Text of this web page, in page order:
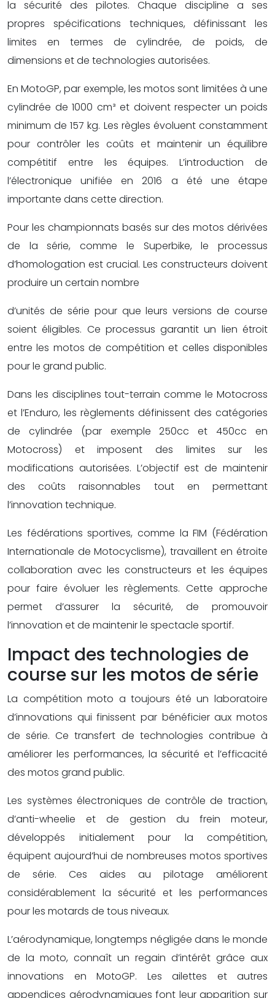
la sécurité des pilotes. Chaque discipline a ses
propres spécifications techniques, définissant les
limites en termes de cylindrée, de poids, de
dimensions et de technologies autorisées.
En MotoGP, par exemple, les motos sont limitées à une
cylindrée de 1000 cm³ et doivent respecter un poids
minimum de 157 kg. Les règles évoluent constamment
pour contrôler les coûts et maintenir un équilibre
compétitif entre les équipes. L’introduction de
l’électronique unifiée en 2016 a été une étape
importante dans cette direction.
Pour les championnats basés sur des motos dérivées
de la série, comme le Superbike, le processus
d’homologation est crucial. Les constructeurs doivent
produire un certain nombre
d’unités de série pour que leurs versions de course
soient éligibles. Ce processus garantit un lien étroit
entre les motos de compétition et celles disponibles
pour le grand public.
Dans les disciplines tout-terrain comme le Motocross
et l’Enduro, les règlements définissent des catégories
de cylindrée (par exemple 250cc et 450cc en
Motocross) et imposent des limites sur les
modifications autorisées. L’objectif est de maintenir
des coûts raisonnables tout en permettant
l’innovation technique.
Les fédérations sportives, comme la FIM (Fédération
Internationale de Motocyclisme), travaillent en étroite
collaboration avec les constructeurs et les équipes
pour faire évoluer les règlements. Cette approche
permet d’assurer la sécurité, de promouvoir
l’innovation et de maintenir le spectacle sportif.
Impact des technologies de
course sur les motos de série
La compétition moto a toujours été un laboratoire
d’innovations qui finissent par bénéficier aux motos
de série. Ce transfert de technologies contribue à
améliorer les performances, la sécurité et l’efficacité
des motos grand public.
Les systèmes électroniques de contrôle de traction,
d’anti-wheelie et de gestion du frein moteur,
développés initialement pour la compétition,
équipent aujourd’hui de nombreuses motos sportives
de série. Ces aides au pilotage améliorent
considérablement la sécurité et les performances
pour les motards de tous niveaux.
L’aérodynamique, longtemps négligée dans le monde
de la moto, connaît un regain d’intérêt grâce aux
innovations en MotoGP. Les ailettes et autres
appendices aérodynamiques font leur apparition sur